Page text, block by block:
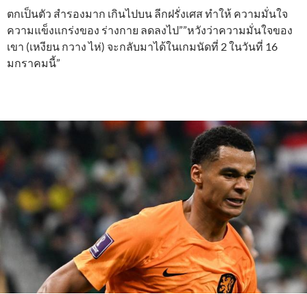
ตกเป็นตัว สำรองมาก เกินไปบน ลีกฝรั่งเศส ทำให้ ความมั่นใจ
ความแข็งแกร่งของ ร่างกาย ลดลงไป””หวังว่าความมั่นใจของ
เขา (เหงียน กวาง ไห่) จะกลับมาได้ในเกมนัดที่ 2 ในวันที่ 16
มกราคมนี้”